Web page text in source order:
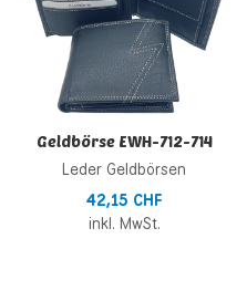
Geldbörse EWH-712-714
Leder Geldbörsen
42,15 CHF
inkl. MwSt.